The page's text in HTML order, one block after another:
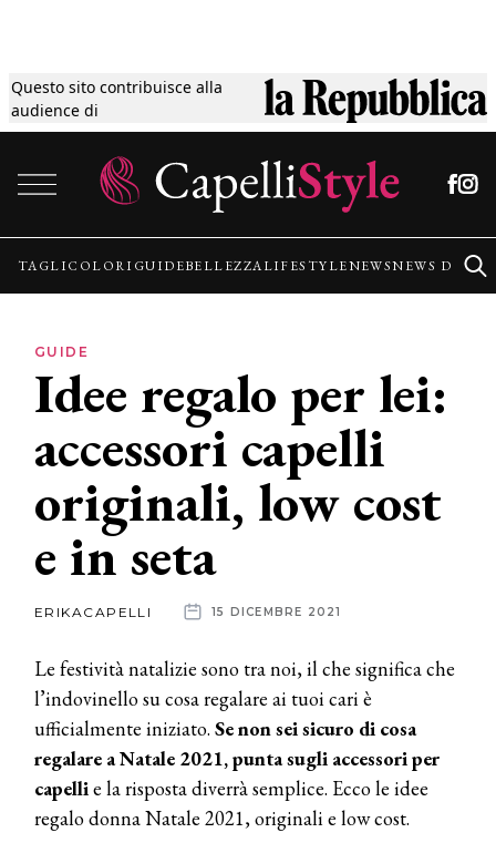
Questo sito contribuisce alla
audience di
Tagli
Colori
Guide
Lifestyle
News
News
TAGLICOLORI GUIDEBELLEZZALIFESTYLENEWSNEWS
GUIDE
Idee regalo per lei:
accessori capelli
originali, low cost
e in seta
ERIKACAPELLI 15 DICEMBRE 2021
Le festività natalizie sono tra noi, il che significa che
l’indovinello su cosa regalare ai tuoi cari è
ufficialmente iniziato. Se non sei sicuro di cosa
regalare a Natale 2021, punta sugli accessori per
capellie la risposta diverrà semplice. Ecco le idee
regalo donna Natale 2021, originali e low cost.